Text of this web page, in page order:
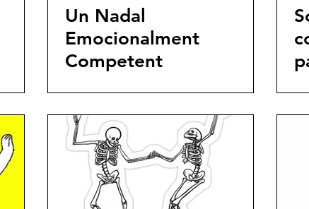
Un Nadal
Emocionalment
Competent